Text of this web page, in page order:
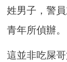
姓男子，警
青年所偵辦。
這並非吃屎